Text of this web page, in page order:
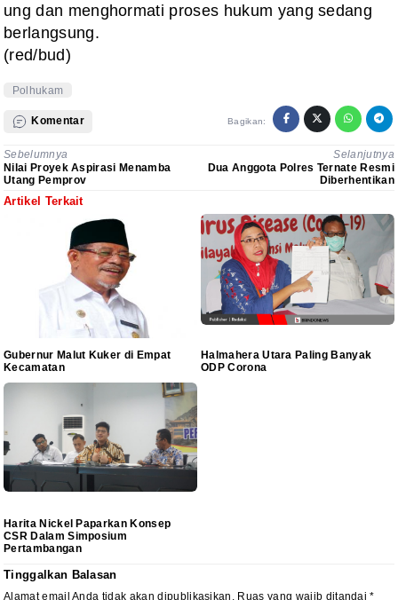
ung dan menghormati proses hukum yang sedang
berlangsung.
(red/bud)
Polhukam
Komentar Bagikan:
Sebelumnya
Nilai Proyek Aspirasi Menamba
Utang Pemprov
Selanjutnya
Dua Anggota Polres Ternate Resmi
Diberhentikan
Artikel Terkait
Gubernur Malut Kuker di Empat
Kecamatan
Halmahera Utara Paling Banyak
ODP Corona
Harita Nickel Paparkan Konsep
CSR Dalam Simposium
Pertambangan
Tinggalkan Balasan
Alamat email Anda tidak akan dipublikasikan. Ruas yang wajib ditandai*